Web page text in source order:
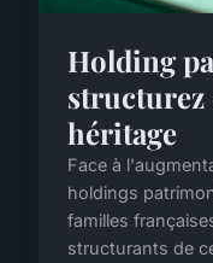
Holding
structurez
héritage
Face à
holdings
familles
structurants de